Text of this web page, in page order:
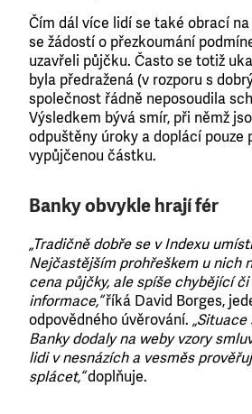
Čím dál více lidí se také obrací
se žádostí o přezkoumání
uzavřeli půjčku. Často se totiž
byla předražená (v rozporu s
společnost řádně neposoudila
Výsledkem bývá smír, při němž
odpuštěny úroky a doplácí pouze
vypůjčenou částku.
Banky obvykle hrají fér
„Tradičně dobře se v Indexu
Nejčastějším prohřeškem u nich
cena půjčky, ale spíše chybějící
informace,“říká David Borges,
odpovědného úvěrování. „Situace
Banky dodaly na weby vzory
lidi v nesnázích a vesměs
splácet,“doplňuje.